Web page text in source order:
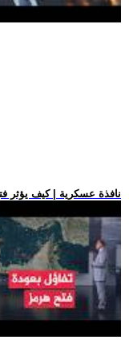
.. نافذة عسكرية | كيف